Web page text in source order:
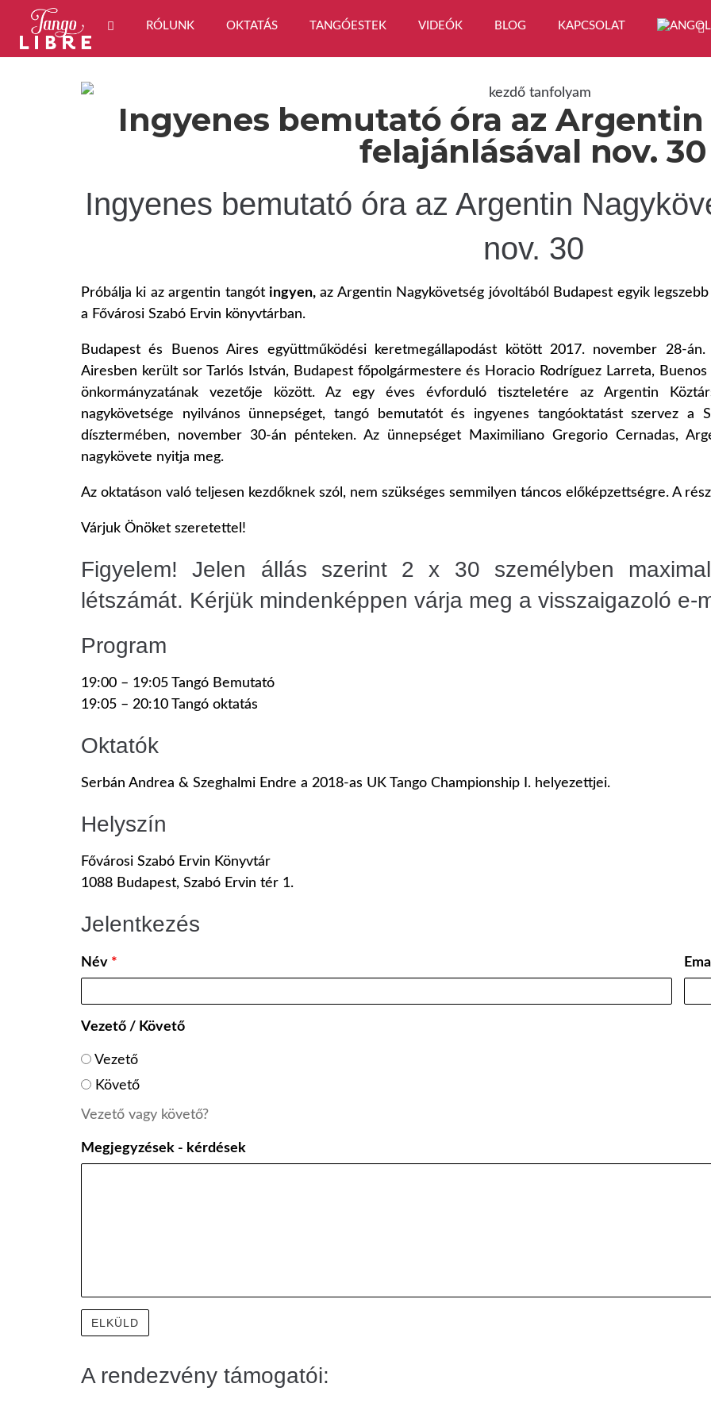
RÓLUNK OKTATÁS TANGÓESTEK VIDEÓK BLOG KAPCSOLAT
Ingyenes bemutató óra az
felajánlásával nov. 30
Ingyenes bemutató óra az Argentin
nov. 30
Próbálja ki az argentin tangót ingyen, az Argentin Nagykövetség jóvoltából Budapest egyik
a Fővárosi Szabó Ervin könyvtárban.
Budapest és Buenos Aires együttműködési keretmegállapodást kötött 2017. november 28-
Airesben került sor Tarlós István, Budapest főpolgármestere és Horacio Rodríguez Larreta,
önkormányzatának vezetője között. Az egy éves évforduló tiszteletére az Argentin
nagykövetsége nyilvános ünnepséget, tangó bemutatót és ingyenes tangóoktatást szervez a
dísztermében, november 30-án pénteken. Az ünnepséget Maximiliano Gregorio Cernadas,
nagykövete nyitja meg.
Az oktatáson való teljesen kezdőknek szól, nem szükséges semmilyen táncos előképzettségre. A
Várjuk Önöket szeretettel!
Figyelem! Jelen állás szerint 2 x 30 személyben
létszámát. Kérjük mindenképpen várja meg a visszaigazoló e-
Program
19:00 – 19:05 Tangó Bemutató
19:05 – 20:10 Tangó oktatás
Oktatók
Serbán Andrea & Szeghalmi Endre a 2018-as UK Tango Championship I. helyezettjei.
Helyszín
Fővárosi Szabó Ervin Könyvtár
1088 Budapest, Szabó Ervin tér 1.
Jelentkezés
Név *
Vezető / Követő
Vezető
Követő
Vezető vagy követő?
Megjegyzések - kérdések
A rendezvény támogatói: